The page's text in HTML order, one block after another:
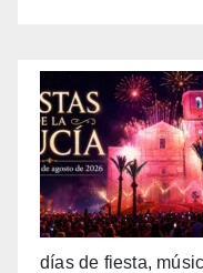
días de fiesta,